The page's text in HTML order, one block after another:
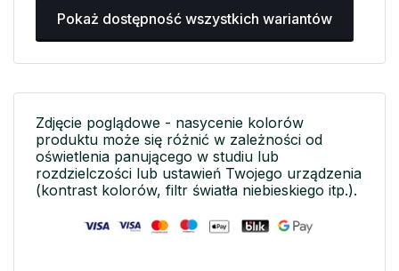
Pokaż dostępność wszystkich wariantów
Zdjęcie poglądowe - nasycenie kolorów
produktu może się różnić w zależności od
oświetlenia panującego w studiu lub
rozdzielczości lub ustawień Twojego urządzenia
(kontrast kolorów, filtr światła niebieskiego itp.).